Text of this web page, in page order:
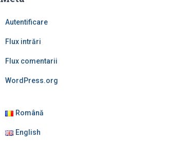
Autentificare
Flux intrări
Flux comentarii
WordPress.org
Română
English